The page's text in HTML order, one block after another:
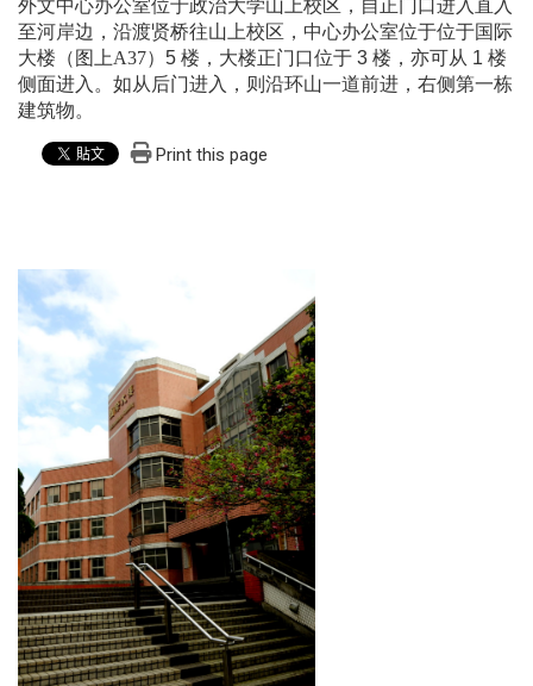
外文中心办公室位于政治大学山上校区，自正门口进入直入
至河岸边，沿渡贤桥往山上校区，中心办公室位于位于国际
大楼（图上A37） 5 楼，大楼正门口位于 3 楼，亦可从 1 楼
侧面进入。如从后门进入，则沿环山一道前进，右侧第一栋
建筑物。
Print this page